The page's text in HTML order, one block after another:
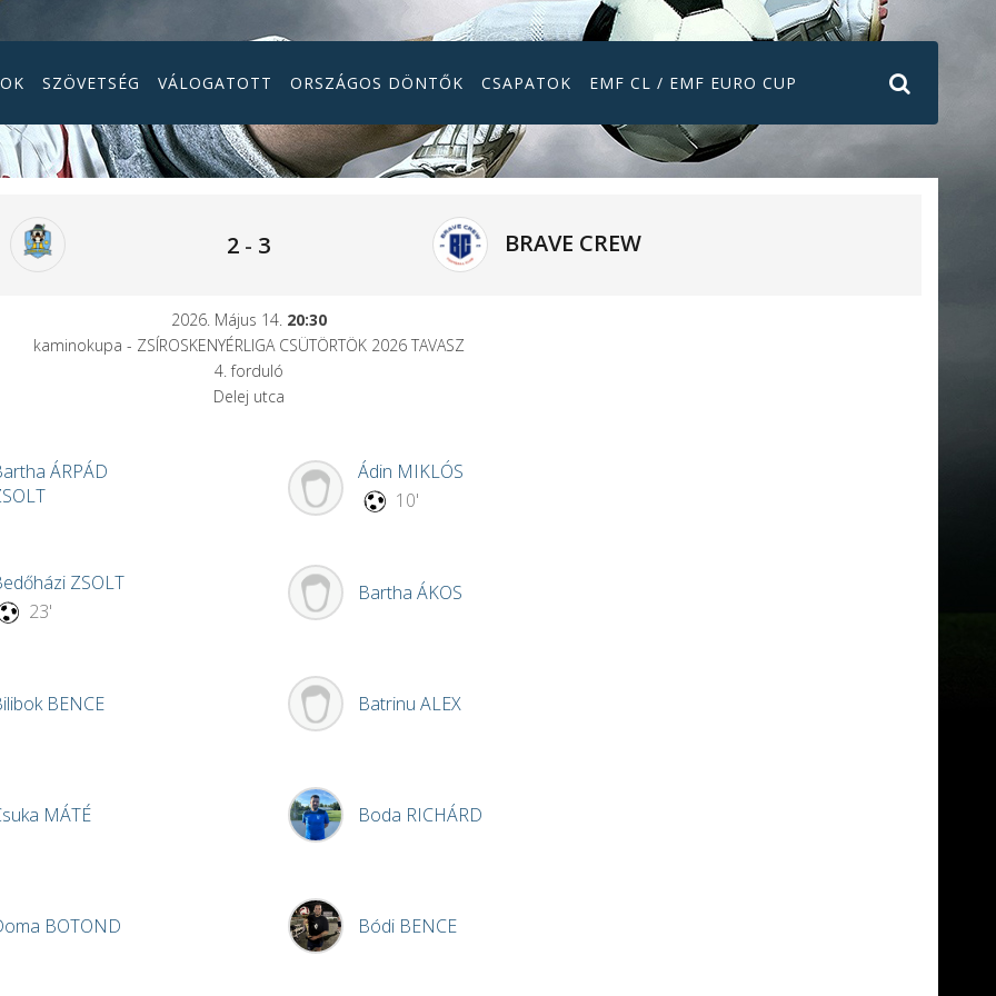
SZÖVETSÉG VÁLOGATOTT ORSZÁGOS DÖNTŐK CSAPATOK EMF CL / EMF EURO CUP
2 - 3 BRAVE CREW
2026. Május 14. 20:30
kaminokupa - ZSÍROSKENYÉRLIGA CSÜTÖRTÖK 2026 TAVASZ
4. forduló
Delej utca
ÁRPÁD
ZSOLT
23'
BENCE
MÁTÉ
BOTOND
Ádin MIKLÓS
10'
Bartha ÁKOS
Batrinu ALEX
Boda RICHÁRD
Bódi BENCE